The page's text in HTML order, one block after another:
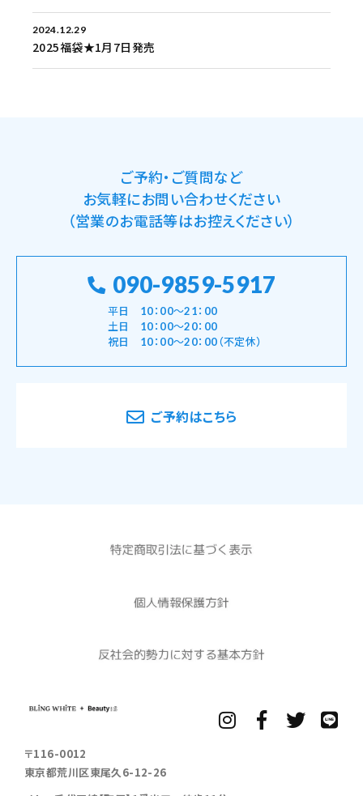
2024.12.29
2025福袋★1月7日発売
ご予約・ご質問など
お気軽にお問い合わせください
（営業のお電話等はお控えください）
090-9859-5917
平日 10：00～21：00
土日 10：00～20：00
祝日 10：00～20：00（不定休）
ご予約はこちら
〒116-0012
東京都荒川区東尾久6-12-26